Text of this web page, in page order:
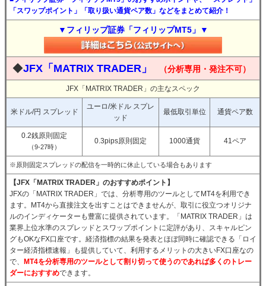
「スワップポイント」「取り扱い通貨ペア数」などをまとめて紹介！
▼フィリップ証券「フィリップMT5」▼
◆JFX「MATRIX TRADER」 （分析専用・発注不可）
JFX「MATRIX TRADER」の主なスペック
米ドル/円 スプレッド
ユーロ/米ドル スプレ
ッド
最低取引単位 通貨ペア数
0.2銭原則固定
（9-27時）
0.3pips原則固定 1000通貨 41ペア
※原則固定スプレッドの配信を一時的に休止している場合もあります
【JFX「MATRIX TRADER」のおすすめポイント】
JFXの「MATRIX TRADER」では、分析専用のツールとしてMT4を利用でき
ます。MT4から直接注文を出すことはできませんが、取引に役立つオリジナ
ルのインディケーターも豊富に提供されています。「MATRIX TRADER」は
業界上位水準のスプレッドとスワップポイントに定評があり、スキャルピン
グもOKなFX口座です。経済指標の結果を発表とほぼ同時に確認できる「ロイ
ター経済指標速報」も提供していて、利用するメリットの大きいFX口座なの
で、
MT4を分析専用のツールとして割り切って使うのであれば多くのトレー
ダーにおすすめできます。